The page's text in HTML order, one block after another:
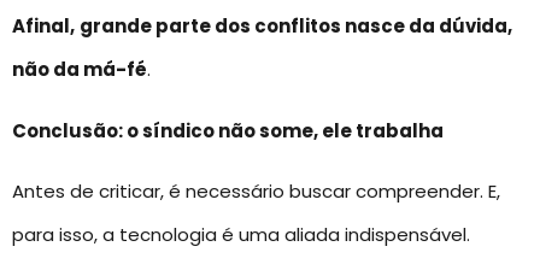
Afinal, grande parte dos conflitos nasce da dúvida,
não da má-fé.
Conclusão: o síndico não some, ele trabalha
Antes de criticar, é necessário buscar compreender. E,
para isso, a tecnologia é uma aliada indispensável.